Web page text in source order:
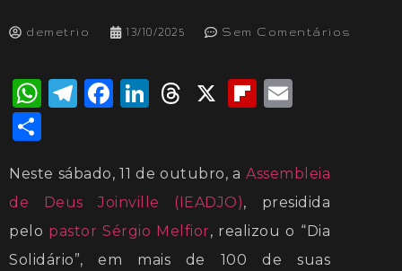
demetrio 13/10/2025 Sem Comentários
WhatsApp
Telegram
Facebook
LinkedIn
Threads
X Flipboard
Neste sábado, 11 de outubro, a Assembleia
de Deus Joinville (IEADJO), presidida
pelo pastor Sérgio Melfior, realizou o “Dia
Solidário”, em mais de 100 de suas